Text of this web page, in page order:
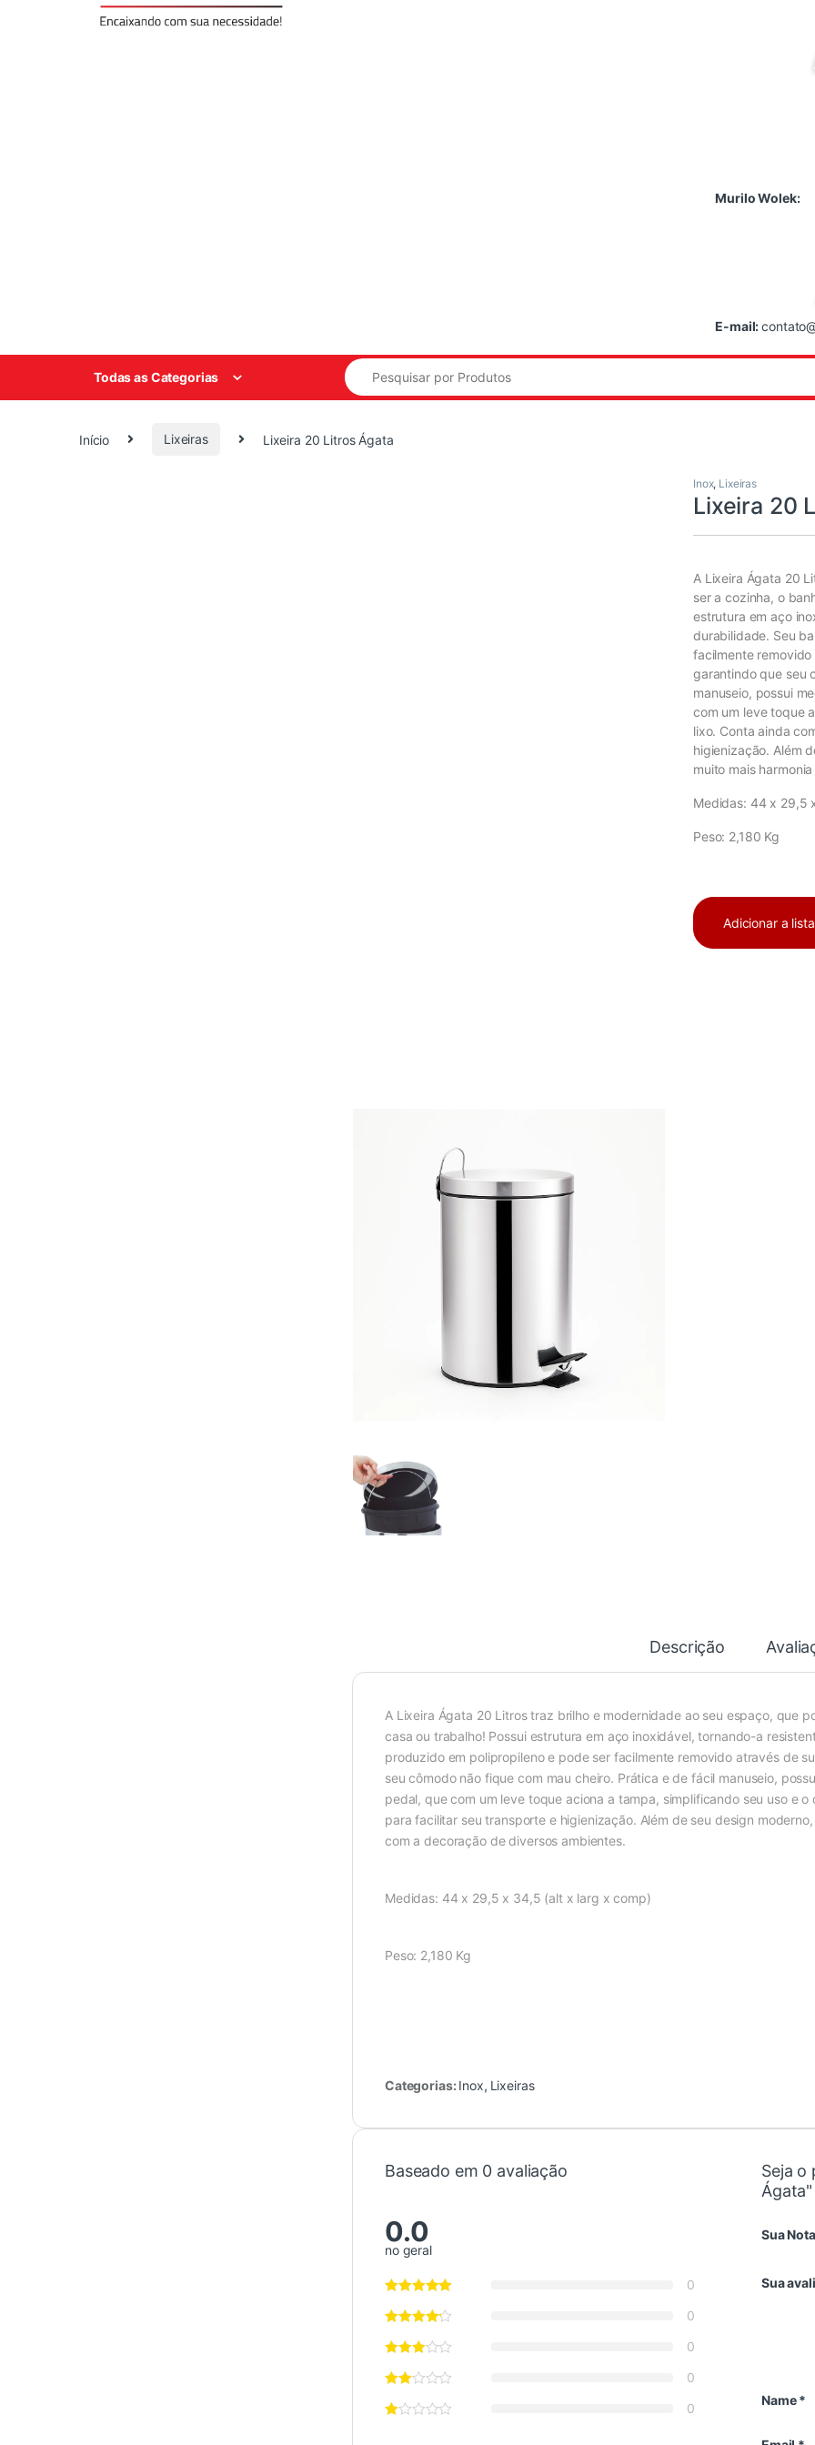
Murilo Wolek:
E-mail:
Todas as Categorias
Search for:
Início Lixeiras Lixeira 20 Litros Ágata
Inox, Lixeiras
Lixeira 20
A Lixeira Ágata 20
ser a cozinha, o
estrutura em aço
durabilidade. Seu
facilmente
garantindo que seu
manuseio, possui
com um leve toque
lixo. Conta ainda
higienização. Além
muito mais
Medidas: 44 x 29,5
Peso: 2,180 Kg
Adicionar a
Descrição
A Lixeira Ágata 20 Litros traz brilho e modernidade ao seu espaço, que
casa ou trabalho! Possui estrutura em aço inoxidável, tornando-a
produzido em polipropileno e pode ser facilmente removido através de
seu cômodo não fique com mau cheiro. Prática e de fácil manuseio,
pedal, que com um leve toque aciona a tampa, simplificando seu uso e
para facilitar seu transporte e higienização. Além de seu design
com a decoração de diversos ambientes.
Medidas: 44 x 29,5 x 34,5 (alt x larg x comp)
Peso: 2,180 Kg
Categorias: Inox, Lixeiras
Baseado em 0 avaliação
0.0
no geral
0
0
0
0
0
Seja o
Ágata"
Sua Nota
Sua
Name*